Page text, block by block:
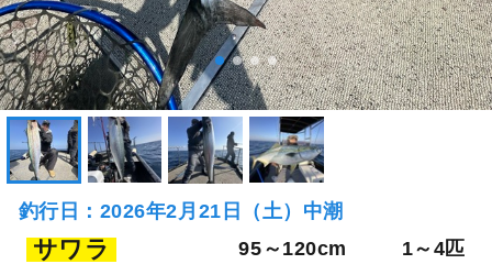
釣行日：2026年2月21日（土）中潮
サワラ 95～120cm 1～4匹